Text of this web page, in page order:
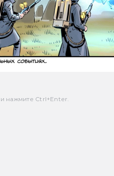
нажмите Ctrl+Enter.